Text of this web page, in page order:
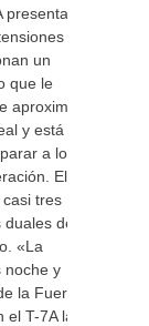
presenta
un
que le
aproxima
y está
a los
El
tres
del
«La
noche y
la Fuerza
T-7A la